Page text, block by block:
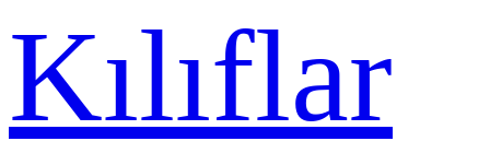
Kılıflar